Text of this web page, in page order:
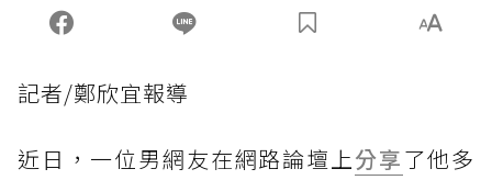
記者/鄭欣宜報導
近日，一位男網友在網路論壇上分享了他多